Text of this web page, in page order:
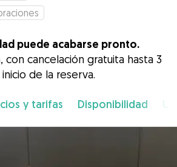
puede acabarse pronto.
con cancelación gratuita hasta 3
de la reserva.
y tarifas Disponibilidad